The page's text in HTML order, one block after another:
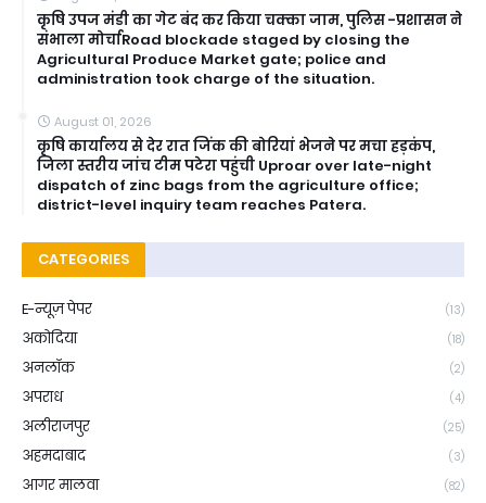
कृषि उपज मंडी का गेट बंद कर किया चक्का जाम, पुलिस -प्रशासन ने
संभाला मोर्चाRoad blockade staged by closing the
Agricultural Produce Market gate; police and
administration took charge of the situation.
August 01, 2026
कृषि कार्यालय से देर रात जिंक की बोरियां भेजने पर मचा हड़कंप,
जिला स्तरीय जांच टीम पटेरा पहुंची Uproar over late-night
dispatch of zinc bags from the agriculture office;
district-level inquiry team reaches Patera.
CATEGORIES
E-न्यूज़ पेपर (13)
अकोदिया (18)
अनलॉक (2)
अपराध (4)
अलीराजपुर (25)
अहमदाबाद (3)
आगर मालवा (82)